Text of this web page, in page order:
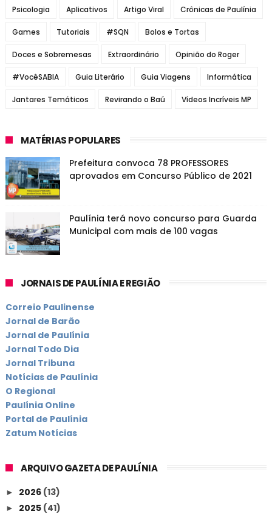
Psicologia Aplicativos Artigo Viral Crônicas de Paulínia
Games Tutoriais #SQN Bolos e Tortas
Doces e Sobremesas Extraordinário Opinião do Roger
#VocêSABIA Guia Literário Guia Viagens Informática
Jantares Temáticos Revirando o Baú Vídeos Incríveis MP
MATÉRIAS POPULARES
Prefeitura convoca 78 PROFESSORES
aprovados em Concurso Público de 2021
Paulínia terá novo concurso para Guarda
Municipal com mais de 100 vagas
JORNAIS DE PAULÍNIA E REGIÃO
Correio Paulinense
Jornal de Barão
Jornal de Paulínia
Jornal Todo Dia
Jornal Tribuna
Notícias de Paulínia
O Regional
Paulínia Online
Portal de Paulínia
Zatum Notícias
ARQUIVO GAZETA DE PAULÍNIA
► 2026 (13)
► 2025 (41)